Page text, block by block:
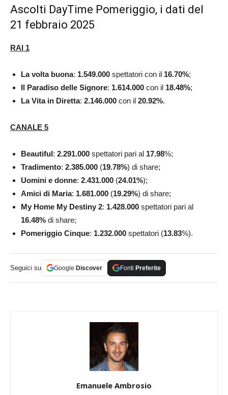
Ascolti DayTime Pomeriggio, i dati del
21 febbraio 2025
RAI 1
La volta buona: 1.549.000 spettatori con il 16.70%;
Il Paradiso delle Signore: 1.614.000 con il 18.48%;
La Vita in Diretta: 2.146.000 con il 20.92%.
CANALE 5
Beautiful: 2.291.000 spettatori pari al 17.98%;
Tradimento: 2.385.000 (19.78%) di share;
Uomini e donne: 2.431.000 (24.01%);
Amici di Maria: 1.681.000 (19.29%) di share;
My Home My Destiny 2: 1.428.000 spettatori pari al
16.48% di share;
Pomeriggio Cinque: 1.232.000 spettatori (13.83%).
Seguici su Google Discover Fonti Preferite
Emanuele Ambrosio